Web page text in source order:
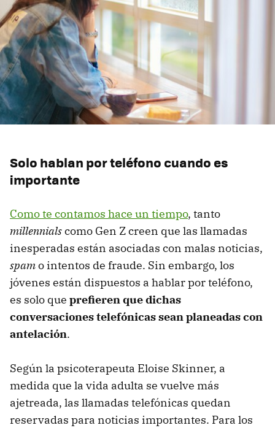
Solo hablan por teléfono cuando es
importante
Como te contamos hace un tiempo, tanto
millennialscomo Gen Z creen que las llamadas
inesperadas están asociadas con malas noticias,
spamo intentos de fraude. Sin embargo, los
jóvenes están dispuestos a hablar por teléfono,
es solo que prefieren que dichas
conversaciones telefónicas sean planeadas con
antelación.
Según la psicoterapeuta Eloise Skinner, a
medida que la vida adulta se vuelve más
ajetreada, las llamadas telefónicas quedan
reservadas para noticias importantes. Para los